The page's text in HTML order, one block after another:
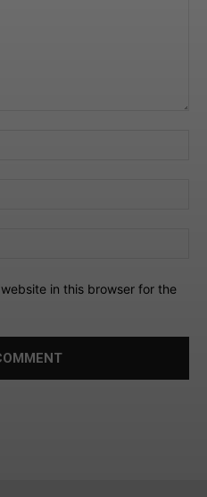
in this browser for the